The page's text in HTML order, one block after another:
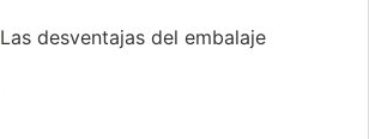
Las desventajas del embalaje